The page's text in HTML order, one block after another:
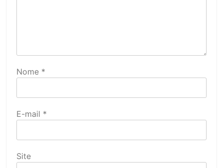
Nome *
E-mail *
Site